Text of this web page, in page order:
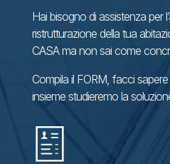
Parlaci del
Hai bisogno di assistenza per
ristrutturazione della tua
CASA ma non sai come
Compila il FORM, facci
insieme studieremo la